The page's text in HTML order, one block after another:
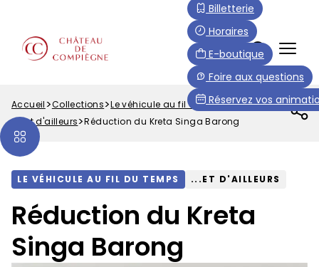
contenu
principal
Menu
Top
FR
Billetterie
Horaires
E-boutique
Foire aux questions
Réservez vos
Fil
d'Ariane
Accueil Collections
Le véhicule au fil du temps
...et d'ailleurs
Réduction du Kreta Singa Barong
LE VÉHICULE AU FIL DU TEMPS ...ET D'AILLEURS
Réduction du Kreta
Singa Barong